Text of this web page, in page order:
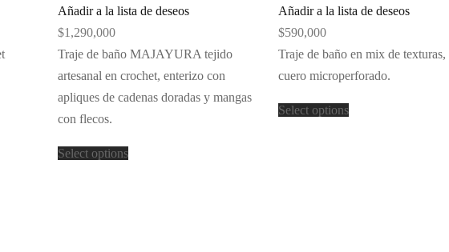
Añadir a la lista de deseos
$1,290,000
Traje de baño MAJAYURA tejido
artesanal en crochet, enterizo con
apliques de cadenas doradas y mangas
con flecos.
Select options
Añadir a la lista de deseos
$590,000
Traje de baño en mix de texturas,
cuero microperforado.
Select options